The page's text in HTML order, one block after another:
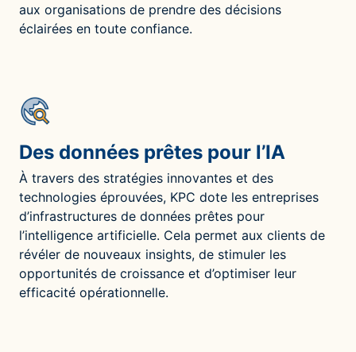
aux organisations de prendre des décisions
éclairées en toute confiance.
Des données prêtes pour l’IA
À travers des stratégies innovantes et des
technologies éprouvées, KPC dote les entreprises
d’infrastructures de données prêtes pour
l’intelligence artificielle. Cela permet aux clients de
révéler de nouveaux insights, de stimuler les
opportunités de croissance et d’optimiser leur
efficacité opérationnelle.